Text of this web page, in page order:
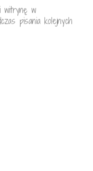
witrynę w
pisania kolejnych